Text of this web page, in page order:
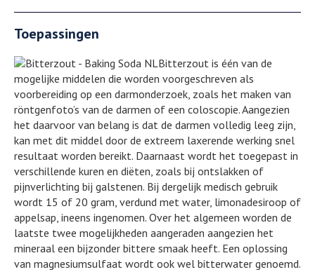
Toepassingen
Bitterzout is één van de
mogelijke middelen die worden voorgeschreven als
voorbereiding op een darmonderzoek, zoals het maken van
röntgenfoto’s van de darmen of een coloscopie. Aangezien
het daarvoor van belang is dat de darmen volledig leeg zijn,
kan met dit middel door de extreem laxerende werking snel
resultaat worden bereikt. Daarnaast wordt het toegepast in
verschillende kuren en diëten, zoals bij ontslakken of
pijnverlichting bij galstenen. Bij dergelijk medisch gebruik
wordt 15 of 20 gram, verdund met water, limonadesiroop of
appelsap, ineens ingenomen. Over het algemeen worden de
laatste twee mogelijkheden aangeraden aangezien het
mineraal een bijzonder bittere smaak heeft. Een oplossing
van magnesiumsulfaat wordt ook wel bitterwater genoemd.